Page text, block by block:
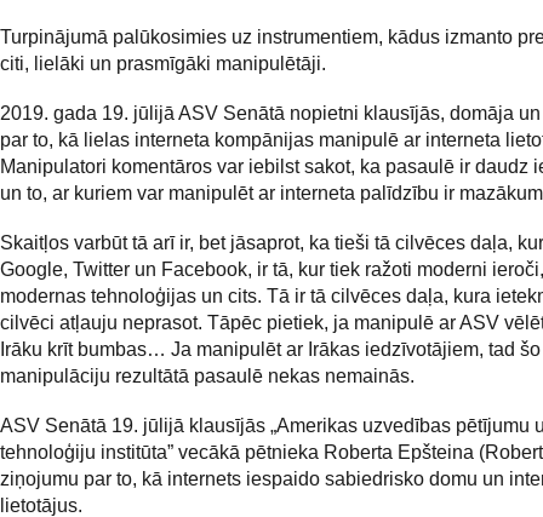
Turpinājumā palūkosimies uz instrumentiem, kādus izmanto
citi, lielāki un prasmīgāki manipulētāji.
2019. gada 19. jūlijā ASV Senātā nopietni klausījās, domāja
par to, kā lielas interneta kompānijas manipulē ar interneta
Manipulatori komentāros var iebilst sakot, ka pasaulē ir daudz
un to, ar kuriem var manipulēt ar interneta palīdzību ir
Skaitļos varbūt tā arī ir, bet jāsaprot, ka tieši tā cilvēces daļa,
Google, Twitter un Facebook, ir tā, kur tiek ražoti moderni
modernas tehnoloģijas un cits. Tā ir tā cilvēces daļa, kura
cilvēci atļauju neprasot. Tāpēc pietiek, ja manipulē ar ASV
Irāku krīt bumbas… Ja manipulēt ar Irākas iedzīvotājiem, tad šo
manipulāciju rezultātā pasaulē nekas nemainās.
ASV Senātā 19. jūlijā klausījās „Amerikas uzvedības pētījumu
tehnoloģiju institūta” vecākā pētnieka Roberta Epšteina
ziņojumu par to, kā internets iespaido sabiedrisko domu un
lietotājus.